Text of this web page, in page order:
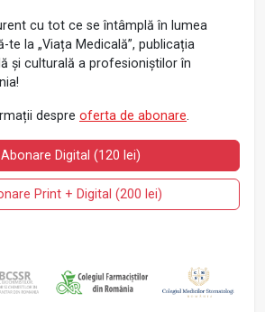
cu tot ce se întâmplă în lumea
te la „Viața Medicală”, publicația
și culturală a profesioniștilor în
despre oferta de abonare.
Abonare Digital (120 lei)
Print + Digital (200 lei)